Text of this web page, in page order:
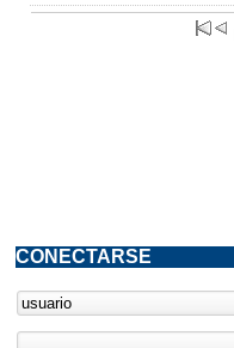
CONECTARSE